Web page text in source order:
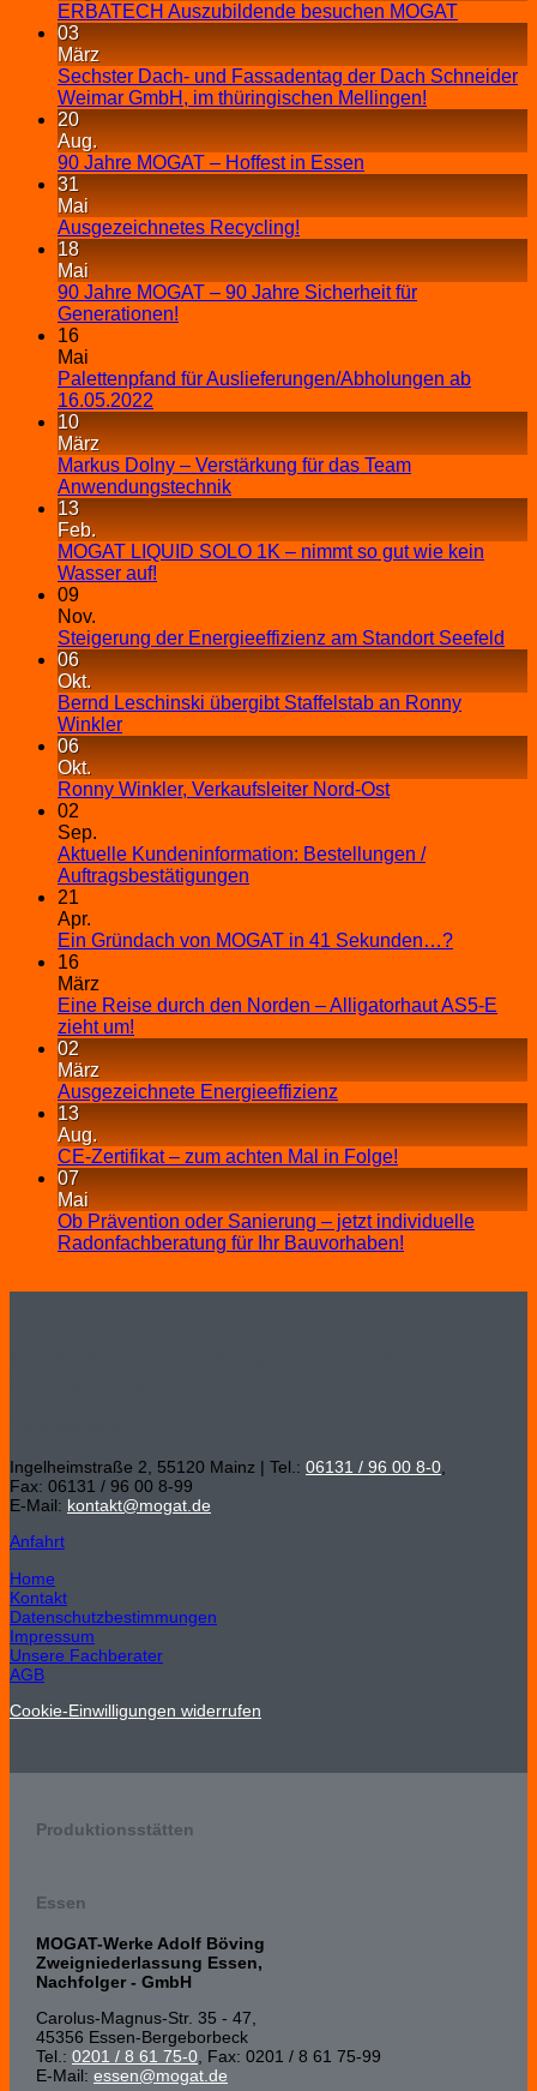
ERBATECH Auszubildende besuchen MOGAT
03
März
Sechster Dach- und Fassadentag der Dach Schneider
Weimar GmbH, im thüringischen Mellingen!
20
Aug.
90 Jahre MOGAT – Hoffest in Essen
31
Mai
Ausgezeichnetes Recycling!
18
Mai
90 Jahre MOGAT – 90 Jahre Sicherheit für
Generationen!
16
Mai
Palettenpfand für Auslieferungen/Abholungen ab
16.05.2022
10
März
Markus Dolny – Verstärkung für das Team
Anwendungstechnik
13
Feb.
MOGAT LIQUID SOLO 1K – nimmt so gut wie kein
Wasser auf!
09
Nov.
Steigerung der Energieeffizienz am Standort Seefeld
06
Okt.
Bernd Leschinski übergibt Staffelstab an Ronny
Winkler
06
Okt.
Ronny Winkler, Verkaufsleiter Nord-Ost
02
Sep.
Aktuelle Kundeninformation: Bestellungen /
Auftragsbestätigungen
21
Apr.
Ein Gründach von MOGAT in 41 Sekunden…?
16
März
Eine Reise durch den Norden – Alligatorhaut AS5-E
zieht um!
02
März
Ausgezeichnete Energieeffizienz
13
Aug.
CE-Zertifikat – zum achten Mal in Folge!
07
Mai
Ob Prävention oder Sanierung – jetzt individuelle
Radonfachberatung für Ihr Bauvorhaben!
Ingelheimstraße 2, 55120 Mainz | Tel.: 06131 / 96 00 8-0
Fax: 06131 / 96 00 8-99
E-Mail: kontakt@mogat.de
Anfahrt
Home
Kontakt
Datenschutzbestimmungen
Impressum
Unsere Fachberater
AGB
Cookie-Einwilligungen widerrufen
Produktionsstätten
Essen
MOGAT-Werke Adolf Böving
Zweigniederlassung Essen,
Nachfolger - GmbH
Carolus-Magnus-Str. 35 - 47,
45356 Essen-Bergeborbeck
Tel.: 0201 / 8 61 75-0, Fax: 0201 / 8 61 75-99
E-Mail: essen@mogat.de